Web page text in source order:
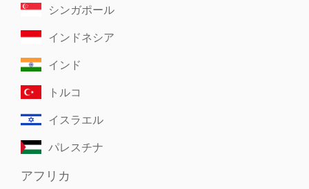
シンガポール
インドネシア
インド
トルコ
イスラエル
パレスチナ
アフリカ